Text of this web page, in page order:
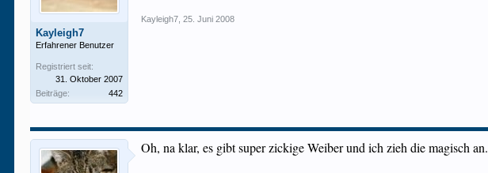
Kayleigh7
Erfahrener Benutzer
Registriert seit:
31. Oktober 2007
Beiträge:
442
Kayleigh7 25. Juni 2008
Oh, na klar, es gibt super zickige Weiber und ich zieh die magisch an.